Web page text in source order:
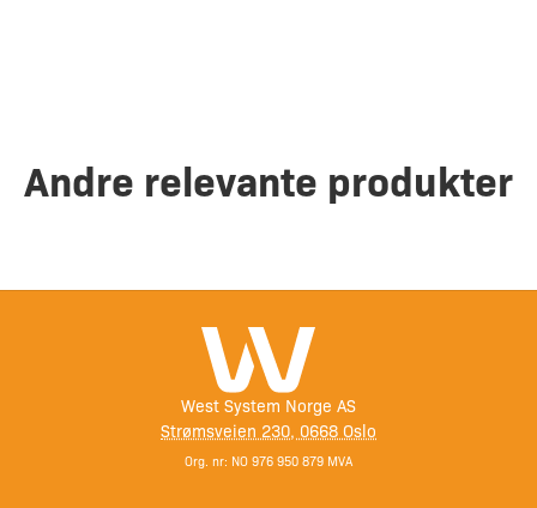
Andre relevante produkter
West System Norge AS
Strømsveien 230, 0668 Oslo
Org. nr: NO 976 950 879 MVA